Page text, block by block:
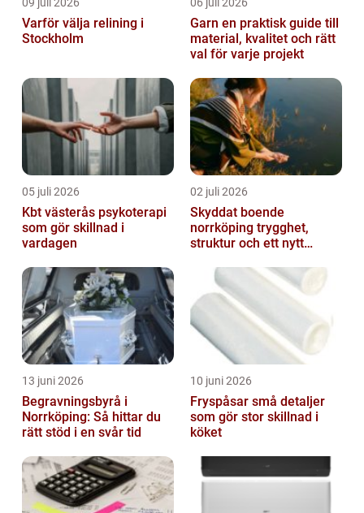
Varför välja relining i
Stockholm
Garn en praktisk guide till
material, kvalitet och rätt
val för varje projekt
05 juli 2026
Kbt västerås psykoterapi
som gör skillnad i
vardagen
02 juli 2026
Skyddat boende
norrköping trygghet,
struktur och ett nytt
13 juni 2026
Begravningsbyrå i
Norrköping: Så hittar du
rätt stöd i en svår tid
10 juni 2026
Fryspåsar små detaljer
som gör stor skillnad i
köket